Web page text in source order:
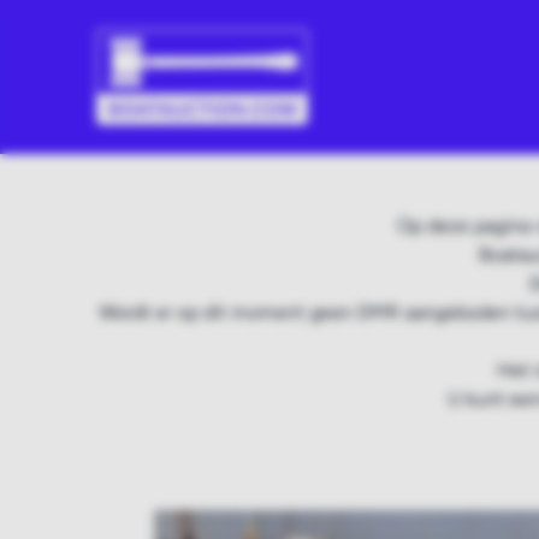
Op deze
Wordt er op dit moment geen DMR aangeboden
Het
U kunt